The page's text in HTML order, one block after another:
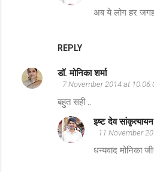
REPLY
अब ये लोग हर
डॉ. मोनिका शर्मा
7 November 2014 at
बहुत सही ..
इष्ट देव सांकृत्यायन
11 November
धन्यवाद मोनिका जी!